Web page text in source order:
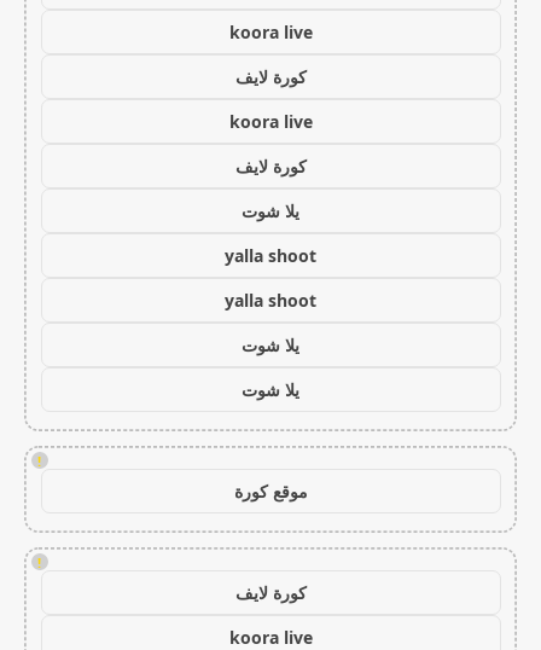
koora live
كورة لايف
koora live
كورة لايف
يلا شوت
yalla shoot
yalla shoot
يلا شوت
يلا شوت
!
موقع كورة
!
كورة لايف
koora live